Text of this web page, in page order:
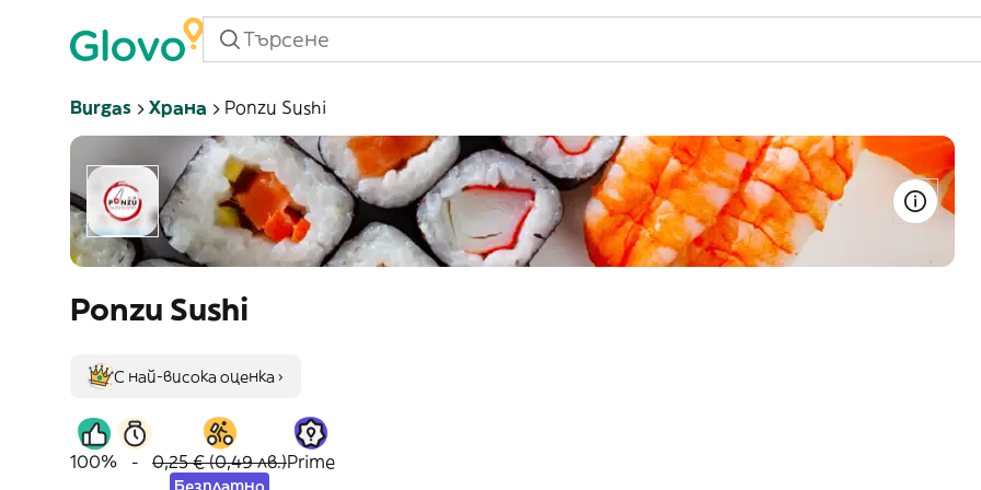
Burgas Храна Ponzu Sushi
Ponzu Sushi
С най-висока оценка ›
100% - 0,25 € (0,49 лв.)
Безплатно
Prime